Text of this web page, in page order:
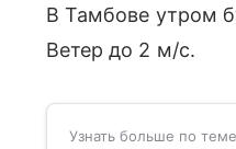
В Тамбове утром
Ветер до 2 м/с.
Узнать больше по теме